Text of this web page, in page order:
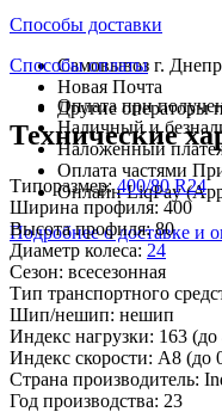
Способы доставки
Самовывоз г.
Новая Почта
Другие операторы
Способы оплаты
Оплата при
Наличный и
Наложенный
Оплата частями
Онлайн LiqPay
Подробнее о доставке и
Технические
Типоразмер:400/80 R24
Ширина профиля: 400
Высота профиля:80
Диаметр колеса: 24
Сезон: всесезонная
Тип транспортного
Шип/нешип: нешип
Индекс нагрузки: 163 (до
Индекс скорости: A8 (до
Страна производитель:
Год производства: 23